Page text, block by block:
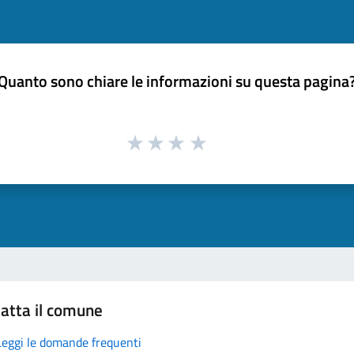
sono chiare le informazioni su questa
il comune
le domande frequenti